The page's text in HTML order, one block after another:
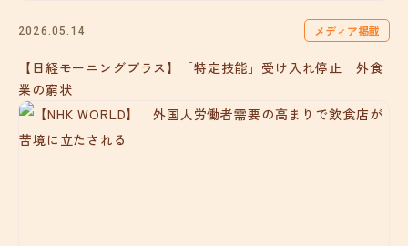
2026.05.14 メディア掲載
【日経モーニングプラス】「特定技能」受け入れ停止 外食
業の窮状